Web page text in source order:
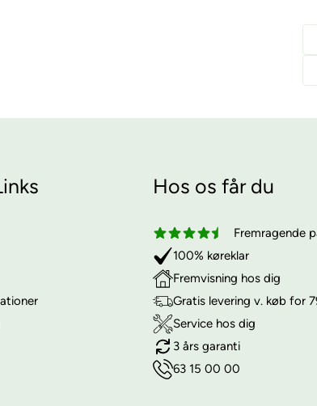
Hos os får du
Fremragende
100% køreklar
Fremvisning hos dig
Gratis levering v. køb for
Service hos dig
3 års garanti
63 15 00 00